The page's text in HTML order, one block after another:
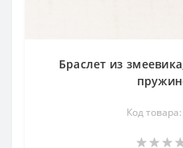
Браслет из
Код